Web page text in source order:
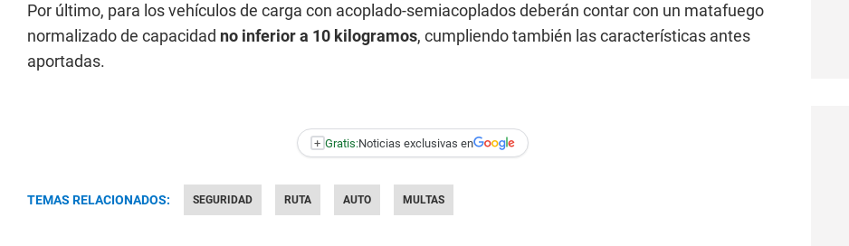
Por último, para los vehículos de carga con acoplado-semiacoplados deberán contar con un matafuego
normalizado de capacidad no inferior a 10 kilogramos, cumpliendo también las características antes
aportadas.
+ Gratis:Noticias exclusivas en
TEMAS RELACIONADOS: SEGURIDAD RUTA AUTO MULTAS